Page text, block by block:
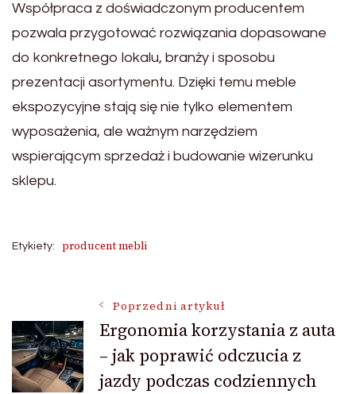
Współpraca z doświadczonym producentem
pozwala przygotować rozwiązania dopasowane
do konkretnego lokalu, branży i sposobu
prezentacji asortymentu. Dzięki temu meble
ekspozycyjne stają się nie tylko elementem
wyposażenia, ale ważnym narzędziem
wspierającym sprzedaż i budowanie wizerunku
sklepu.
Etykiety: producent mebli
Nawigacja
wpisu
Poprzedni artykuł
Ergonomia korzystania z auta
– jak poprawić odczucia z
jazdy podczas codziennych